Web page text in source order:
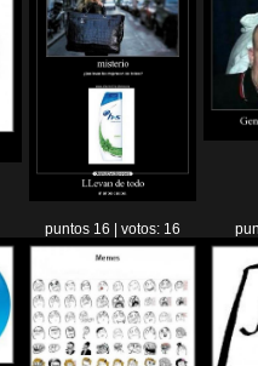
puntos 16 | votos: 16